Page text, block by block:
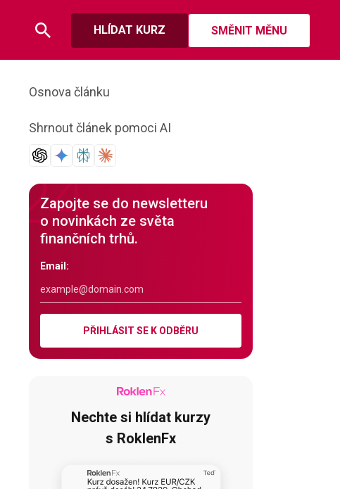
HLÍDAT KURZ SMĚNIT MĚNU
Osnova článku
Shrnout článek pomoci AI
Zapojte se do newsletteru
o novinkách ze světa
finančních trhů.
Email:
PŘIHLÁSIT SE K ODBĚRU
Nechte si hlídat kurzy
s RoklenFx